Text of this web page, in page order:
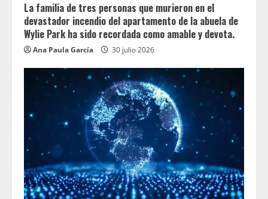
La familia de tres personas que murieron en el
devastador incendio del apartamento de la abuela de
Wylie Park ha sido recordada como amable y devota.
Ana Paula García 30 julio 2026